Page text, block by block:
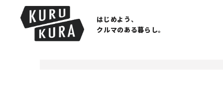
はじめよう、
クルマのある暮らし。